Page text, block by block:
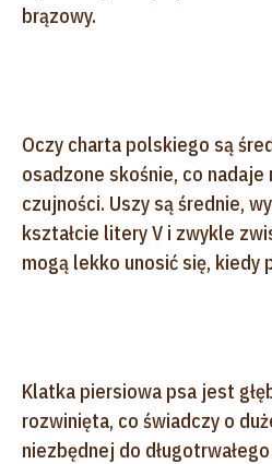
brązowy.
Oczy charta polskiego są
osadzone skośnie, co
czujności. Uszy są średnie,
kształcie litery V i zwykle
mogą lekko unosić się, kiedy
Klatka piersiowa psa jest
rozwinięta, co świadczy o
niezbędnej do